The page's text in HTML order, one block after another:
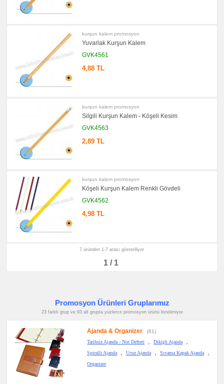
kurşun kalem promosyon
Yuvarlak Kurşun Kalem
GVK4561
4,88 TL
kurşun kalem promosyon
Silgili Kurşun Kalem - Köşeli Kesim
GVK4563
2,89 TL
kurşun kalem promosyon
Köşeli Kurşun Kalem Renkli Gövdeli
GVK4562
4,98 TL
7 üründen 1-7 arası gösteriliyor
1 / 1
Promosyon Ürünleri Gruplarımız
23 farklı grup ve 93 alt grupta yüzlerce promosyon ürünü listeleniyor
Ajanda & Organizer
(61)
Tarihsiz Ajanda - Not Defteri
, Dikişli Ajanda ,
Spiralli Ajanda , Ucuz Ajanda , Sıvama Kapak Ajanda ,
Organizer
promosyon
Ajanda
&
Organizer
promosyon
Matara
promosyon
Dönüşümlü
Ürünler
promosyon
promosyon
Hesap
Makinesi
promosyon
Makyaj
Aynası
&
Manikür
Seti
Feneri
Çakmak
Küllük
promosyon
Masa
Çanta
Askısı